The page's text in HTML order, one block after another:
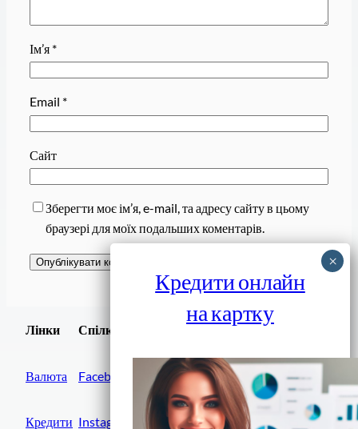
Ім’я *
Email *
Сайт
Зберегти моє ім’я, e-mail, та адресу сайту в цьому
браузері для моїх подальших коментарів.
Лінки
Валюта
Кредити
Спілки
Facebook
Instagram
Завантажити
Кредити онлайн
на картку